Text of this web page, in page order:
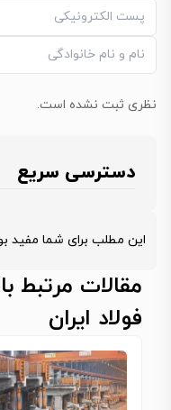
نظری ثبت نشده است.
دسترسی سریع
این مطلب برای شما مفید
مقالات مرتبط
فولاد ایران